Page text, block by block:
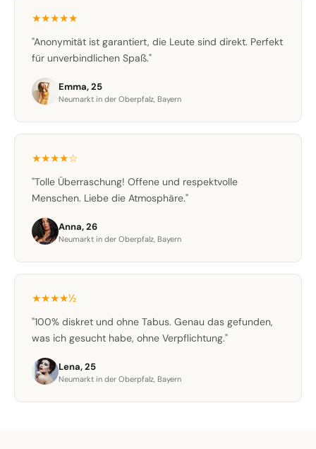
★★★★★
"Anonymität ist garantiert, die Leute sind direkt. Perfekt
für unverbindlichen Spaß."
Emma, 25
Neumarkt in der Oberpfalz, Bayern
★★★★☆
"Tolle Überraschung! Offene und respektvolle
Menschen. Liebe die Atmosphäre."
Anna, 26
Neumarkt in der Oberpfalz, Bayern
★★★★½
"100% diskret und ohne Tabus. Genau das gefunden,
was ich gesucht habe, ohne Verpflichtung."
Lena, 25
Neumarkt in der Oberpfalz, Bayern